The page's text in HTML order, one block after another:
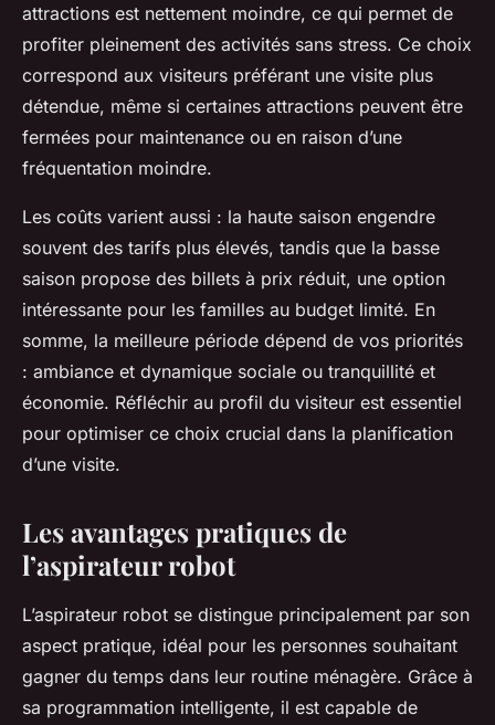
attractions est nettement moindre, ce qui permet de
profiter pleinement des activités sans stress. Ce choix
correspond aux visiteurs préférant une visite plus
détendue, même si certaines attractions peuvent être
fermées pour maintenance ou en raison d’une
fréquentation moindre.
Les coûts varient aussi : la haute saison engendre
souvent des tarifs plus élevés, tandis que la basse
saison propose des billets à prix réduit, une option
intéressante pour les familles au budget limité. En
somme, la meilleure période dépend de vos priorités
: ambiance et dynamique sociale ou tranquillité et
économie. Réfléchir au profil du visiteur est essentiel
pour optimiser ce choix crucial dans la planification
d’une visite.
Les avantages pratiques de
l’aspirateur robot
L’aspirateur robot se distingue principalement par son
aspect pratique, idéal pour les personnes souhaitant
gagner du temps dans leur routine ménagère. Grâce à
sa programmation intelligente, il est capable de